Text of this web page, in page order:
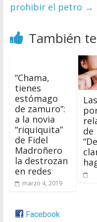
prohibir el petro →
También
“Chama,
tienes
estómago
de zamuro”:
a la novia
“riquiquita”
de Fidel
Madroñero
la destrozan
en redes
marzo 4, 2019
de
Facebook